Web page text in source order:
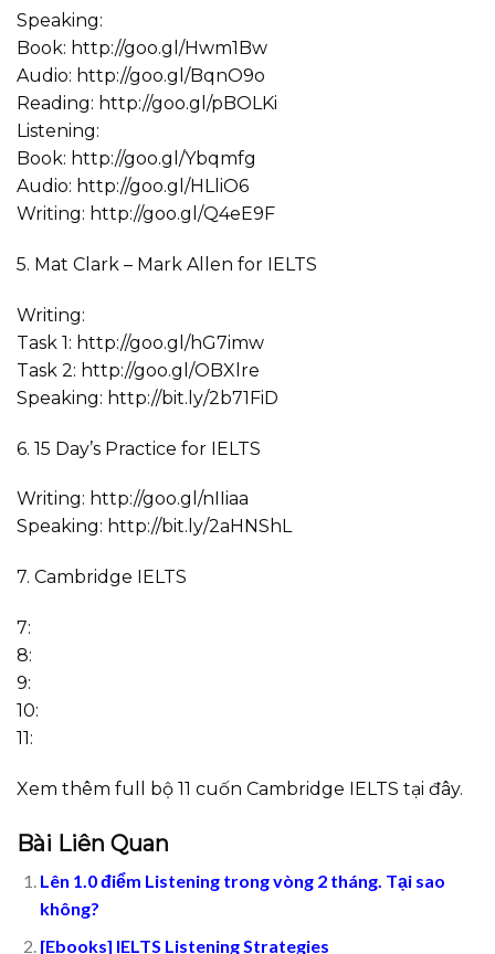
Speaking:
Book: http://goo.gl/Hwm1Bw
Audio: http://goo.gl/BqnO9o
Reading: http://goo.gl/pBOLKi
Listening:
Book: http://goo.gl/Ybqmfg
Audio: http://goo.gl/HLliO6
Writing: http://goo.gl/Q4eE9F
5. Mat Clark – Mark Allen for IELTS
Writing:
Task 1: http://goo.gl/hG7imw
Task 2: http://goo.gl/OBXlre
Speaking: http://bit.ly/2b71FiD
6. 15 Day’s Practice for IELTS
Writing: http://goo.gl/nIIiaa
Speaking: http://bit.ly/2aHNShL
7. Cambridge IELTS
7:
8:
9:
10:
11:
Xem thêm full bộ 11 cuốn Cambridge IELTS tại đây.
Bài Liên Quan
Lên 1.0 điểm Listening trong vòng 2 tháng. Tại sao
không?
[Ebooks] IELTS Listening Strategies